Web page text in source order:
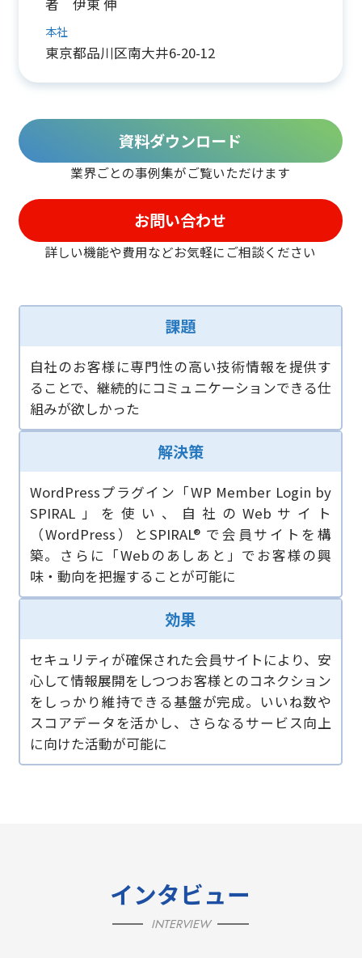
者 伊東 伸
本社
東京都品川区南大井6-20-12
資料ダウンロード
業界ごとの事例集がご覧いただけます
お問い合わせ
詳しい機能や費用などお気軽に ご相談ください
課題
自社のお客様に専門性の高い技術情報を提供す
ることで、継続的にコミュニケーションできる仕
組みが欲しかった
解決策
WordPressプラグイン「WP Member Login by
SPIRAL」を使い、自社のWebサイト
（WordPress）とSPIRAL® で会員サイトを構
築。さらに「Webのあしあと」でお客様の興
味・動向を把握することが可能に
効果
セキュリティが確保された会員サイトにより、安
心して情報展開をしつつお客様とのコネクション
をしっかり維持できる基盤が完成。いいね数や
スコアデータを活かし、さらなるサービス向上
に向けた活動が可能に
インタビュー
INTERVIEW